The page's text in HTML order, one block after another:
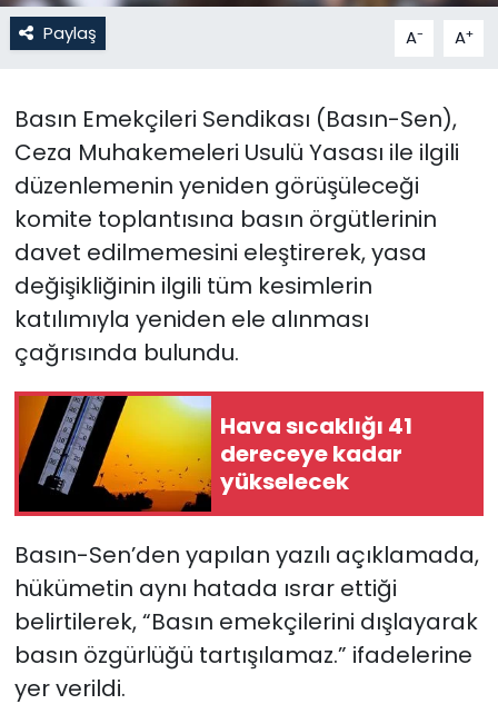
Paylaş A- A+
Basın Emekçileri Sendikası (Basın-Sen),
Ceza Muhakemeleri Usulü Yasası ile ilgili
düzenlemenin yeniden görüşüleceği
komite toplantısına basın örgütlerinin
davet edilmemesini eleştirerek, yasa
değişikliğinin ilgili tüm kesimlerin
katılımıyla yeniden ele alınması
çağrısında bulundu.
Hava sıcaklığı 41
dereceye kadar
yükselecek
Basın-Sen’den yapılan yazılı açıklamada,
hükümetin aynı hatada ısrar ettiği
belirtilerek, “Basın emekçilerini dışlayarak
basın özgürlüğü tartışılamaz.” ifadelerine
yer verildi.
Politika
Spor
Teknoloji
TÜRKiYE
Video Galeri
YAŞAM
Yazarlar